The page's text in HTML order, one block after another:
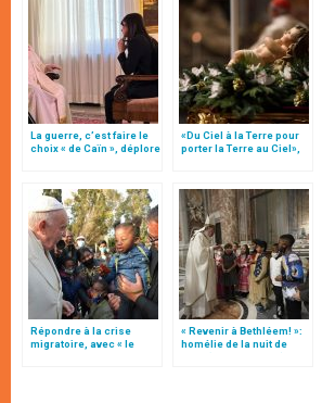
La guerre, c’est faire le
choix « de Caïn », déplore
«Du Ciel à la Terre pour
porter la Terre au Ciel»,
Répondre à la crise
migratoire, avec « le
« Revenir à Bethléem! »:
homélie de la nuit de
Noël (texte complet)